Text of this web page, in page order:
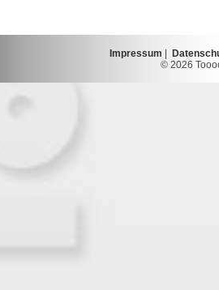
Impressum
© 2026